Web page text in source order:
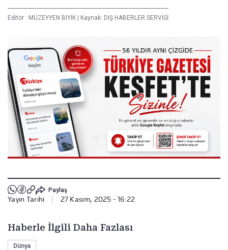
Editör : MÜZEYYEN BIYIK Kaynak: DIŞ HABERLER SERVİSİ
Paylaş
Yayın Tarihi 27 Kasım, 2025 - 16:22
Haberle İlgili Daha Fazlası
Dünya